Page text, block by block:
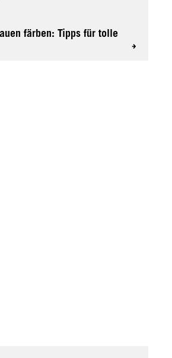
färben: Tipps für tolle